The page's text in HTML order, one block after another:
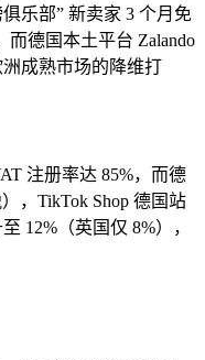
俱乐部” 新卖家 3 个月免
而德国本土平台 Zalando
成熟市场的降维打
注册率达 85%，而德
，TikTok Shop 德国站
12%（英国仅 8%），